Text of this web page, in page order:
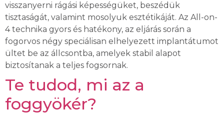
visszanyerni rágási képességüket, beszédük
tisztaságát, valamint mosolyuk esztétikáját. Az All-on-
4 technika gyors és hatékony, az eljárás során a
fogorvos négy speciálisan elhelyezett implantátumot
ültet be az állcsontba, amelyek stabil alapot
biztosítanak a teljes fogsornak.
Te tudod, mi az a
foggyökér?